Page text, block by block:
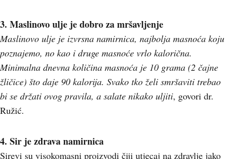
3. Maslinovo ulje je dobro za mršavljenje
Maslinovo ulje je izvrsna namirnica, najbolja masnoća koju
poznajemo, no kao i druge masnoće vrlo kalorična.
Minimalna dnevna količina masnoća je 10 grama (2 čajne
žličice) što daje 90 kalorija. Svako tko želi smršaviti trebao
bi se držati ovog pravila, a salate nikako uljiti, govori dr.
Ružić.
4. Sir je zdrava namirnica
Sirevi su visokomasni proizvodi čiji utjecaj na zdravlje jako